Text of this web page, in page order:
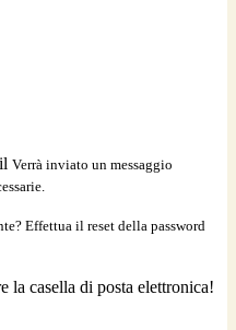
Verrà inviato un messaggio
Effettua il reset della password
la casella di posta elettronica!